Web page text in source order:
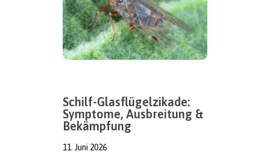
Schilf-Glasflügelzikade:
Symptome, Ausbreitung &
Bekämpfung
11. Juni 2026